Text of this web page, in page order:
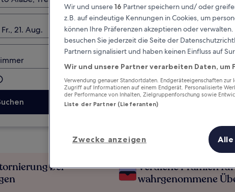
21. Aug.
bei
Verdiene Prämien
wahrgenommene
Wir und unsere16 Partner speichern und/ oder
z.B. auf eindeutige Kennungen in Cookies, um
können Ihre Präferenzen akzeptieren oder
besuchen Sie jederzeit die Seite der
Partnern signalisiert und haben keinen Einfluss auf
Wir und unsere Partner verarbeiten Daten,
Verwendung genauer Standortdaten. Endgeräteeigenschaften
Zugriff auf Informationen auf einem Endgerät. Personalisierte
der Performance von Inhalten, Zielgruppenforschung sowie
Liste der Partner (Lieferanten)
Zwecke anzeigen